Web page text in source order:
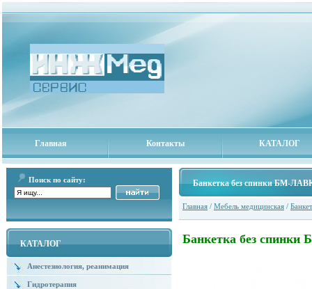
Главная Контакты КАТАЛОГ
Поиск по сайту:
КАТАЛОГ
Анестезиология, реанимация
Гидротерапия
Банкетка без спинки БМ-
Главная / Мебель медицинская /
Банкетка без